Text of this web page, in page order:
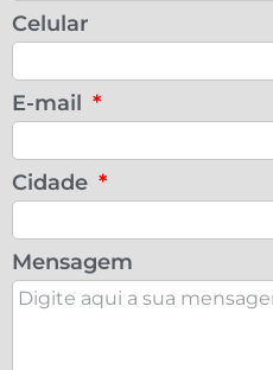
Celular
E-mail
Cidade
Mensagem